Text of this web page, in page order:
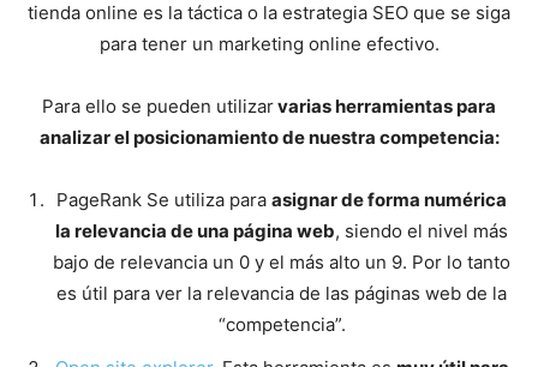
tienda online es la táctica o la estrategia SEO que se siga
para tener un marketing online efectivo.
Para ello se pueden utilizarvarias herramientas para
analizar el posicionamiento de nuestra competencia:
PageRank Se utiliza para asignar de forma numérica
la relevancia de una página web, siendo el nivel más
bajo de relevancia un 0 y el más alto un 9. Por lo tanto
es útil para ver la relevancia de las páginas web de la
“competencia”.